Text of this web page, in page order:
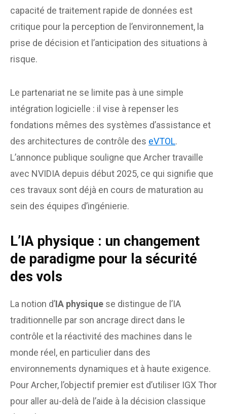
capacité de traitement rapide de données est
critique pour la perception de l’environnement, la
prise de décision et l’anticipation des situations à
risque.
Le partenariat ne se limite pas à une simple
intégration logicielle : il vise à repenser les
fondations mêmes des systèmes d’assistance et
des architectures de contrôle des eVTOL.
L’annonce publique souligne que Archer travaille
avec NVIDIA depuis début 2025, ce qui signifie que
ces travaux sont déjà en cours de maturation au
sein des équipes d’ingénierie.
L’IA physique : un changement
de paradigme pour la sécurité
des vols
La notion d’IA physique se distingue de l’IA
traditionnelle par son ancrage direct dans le
contrôle et la réactivité des machines dans le
monde réel, en particulier dans des
environnements dynamiques et à haute exigence.
Pour Archer, l’objectif premier est d’utiliser IGX Thor
pour aller au-delà de l’aide à la décision classique